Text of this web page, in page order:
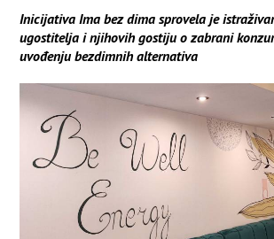
Inicijativa Ima bez dima sprovela je
ugostitelja i njihovih gostiju o zabrani
uvođenju bezdimnih alternativa